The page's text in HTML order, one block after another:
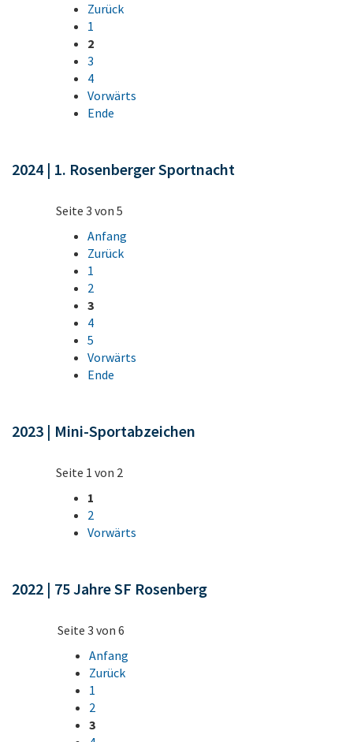
Zurück
1
2
3
4
Vorwärts
Ende
2024 | 1. Rosenberger Sportnacht
Seite 3 von 5
Anfang
Zurück
1
2
3
4
5
Vorwärts
Ende
2023 | Mini-Sportabzeichen
Seite 1 von 2
1
2
Vorwärts
2022 | 75 Jahre SF Rosenberg
Seite 3 von 6
Anfang
Zurück
1
2
3